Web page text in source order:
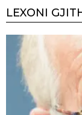
LEXONI